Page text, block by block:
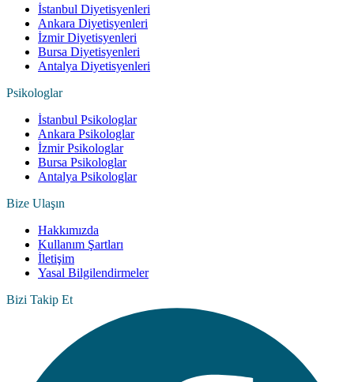
İstanbul Diyetisyenleri
Ankara Diyetisyenleri
İzmir Diyetisyenleri
Bursa Diyetisyenleri
Antalya Diyetisyenleri
Psikologlar
İstanbul Psikologlar
Ankara Psikologlar
İzmir Psikologlar
Bursa Psikologlar
Antalya Psikologlar
Bize Ulaşın
Hakkımızda
Kullanım Şartları
İletişim
Yasal Bilgilendirmeler
Bizi Takip Et